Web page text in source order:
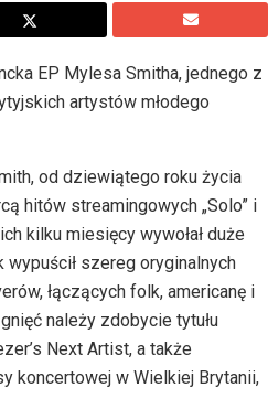
EP Mylesa Smitha, jednego z
artystów młodego
od dziewiątego roku życia
hitów streamingowych „Solo” i
kilku miesięcy wywołał duże
szereg oryginalnych
łączących folk, americanę i
należy zdobycie tytułu
Next Artist, a także
koncertowej w Wielkiej Brytanii,